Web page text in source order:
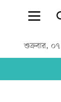
শুক্রবার,